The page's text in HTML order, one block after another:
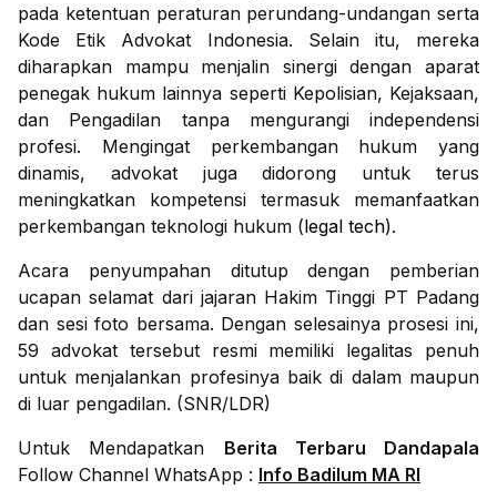
pada ketentuan peraturan perundang-undangan serta
Kode Etik Advokat Indonesia. Selain itu, mereka
diharapkan mampu menjalin sinergi dengan aparat
penegak hukum lainnya seperti Kepolisian, Kejaksaan,
dan Pengadilan tanpa mengurangi independensi
profesi. Mengingat perkembangan hukum yang
dinamis, advokat juga didorong untuk terus
meningkatkan kompetensi termasuk memanfaatkan
perkembangan teknologi hukum (legal tech).
Acara penyumpahan ditutup dengan pemberian
ucapan selamat dari jajaran Hakim Tinggi PT Padang
dan sesi foto bersama. Dengan selesainya prosesi ini,
59 advokat tersebut resmi memiliki legalitas penuh
untuk menjalankan profesinya baik di dalam maupun
di luar pengadilan. (SNR/LDR)
Untuk Mendapatkan Berita Terbaru Dandapala
Follow Channel WhatsApp : Info Badilum MA RI